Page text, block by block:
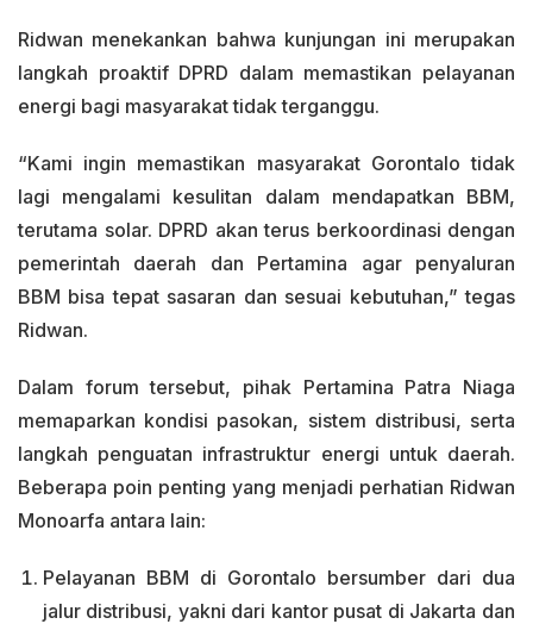
Ridwan menekankan bahwa kunjungan ini merupakan
langkah proaktif DPRD dalam memastikan pelayanan
energi bagi masyarakat tidak terganggu.
“Kami ingin memastikan masyarakat Gorontalo tidak
lagi mengalami kesulitan dalam mendapatkan BBM,
terutama solar. DPRD akan terus berkoordinasi dengan
pemerintah daerah dan Pertamina agar penyaluran
BBM bisa tepat sasaran dan sesuai kebutuhan,” tegas
Ridwan.
Dalam forum tersebut, pihak Pertamina Patra Niaga
memaparkan kondisi pasokan, sistem distribusi, serta
langkah penguatan infrastruktur energi untuk daerah.
Beberapa poin penting yang menjadi perhatian Ridwan
Monoarfa antara lain:
Pelayanan BBM di Gorontalo bersumber dari dua
jalur distribusi, yakni dari kantor pusat di Jakarta dan